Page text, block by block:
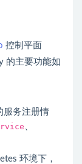
控制平面
的主要功能如
服务注册情
环境下，